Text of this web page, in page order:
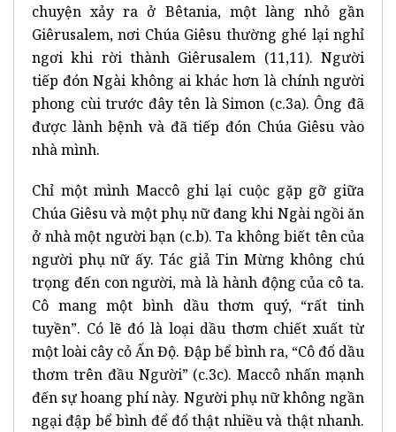
chuyện xảy ra ở Bêtania, một làng nhỏ gần
Giêrusalem, nơi Chúa Giêsu thường ghé lại nghỉ
ngơi khi rời thành Giêrusalem (11,11). Người
tiếp đón Ngài không ai khác hơn là chính người
phong cùi trước đây tên là Simon (c.3a). Ông đã
được lành bệnh và đã tiếp đón Chúa Giêsu vào
nhà mình.
Chỉ một mình Maccô ghi lại cuộc gặp gỡ giữa
Chúa Giêsu và một phụ nữ đang khi Ngài ngồi ăn
ở nhà một người bạn (c.b). Ta không biết tên của
người phụ nữ ấy. Tác giả Tin Mừng không chú
trọng đến con người, mà là hành động của cô ta.
Cô mang một bình dầu thơm quý, “rất tinh
tuyền”. Có lẽ đó là loại dầu thơm chiết xuất từ
một loài cây cỏ Ấn Độ. Đập bể bình ra, “Cô đổ dầu
thơm trên đầu Người” (c.3c). Maccô nhấn mạnh
đến sự hoang phí này. Người phụ nữ không ngần
ngại đập bể bình để đổ thật nhiều và thật nhanh.